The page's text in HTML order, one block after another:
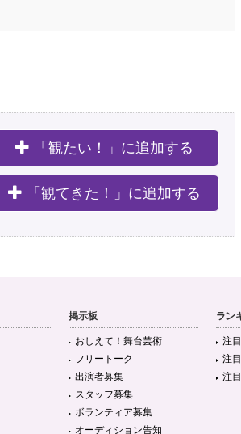
「観たい！」に追加する
「観てきた！」に追加する
掲示板
おしえて！舞台芸術
フリートーク
出演者募集
スタッフ募集
ボランティア募集
オーディション告知
ラン
注
注
注